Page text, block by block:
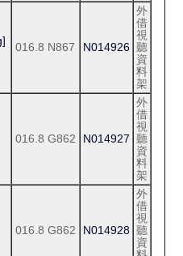
016.8 N867 N014926
外
借
視
聽
資
料
架
016.8 G862 N014927
外
借
視
聽
資
料
架
016.8 G862 N014928
外
借
視
聽
資